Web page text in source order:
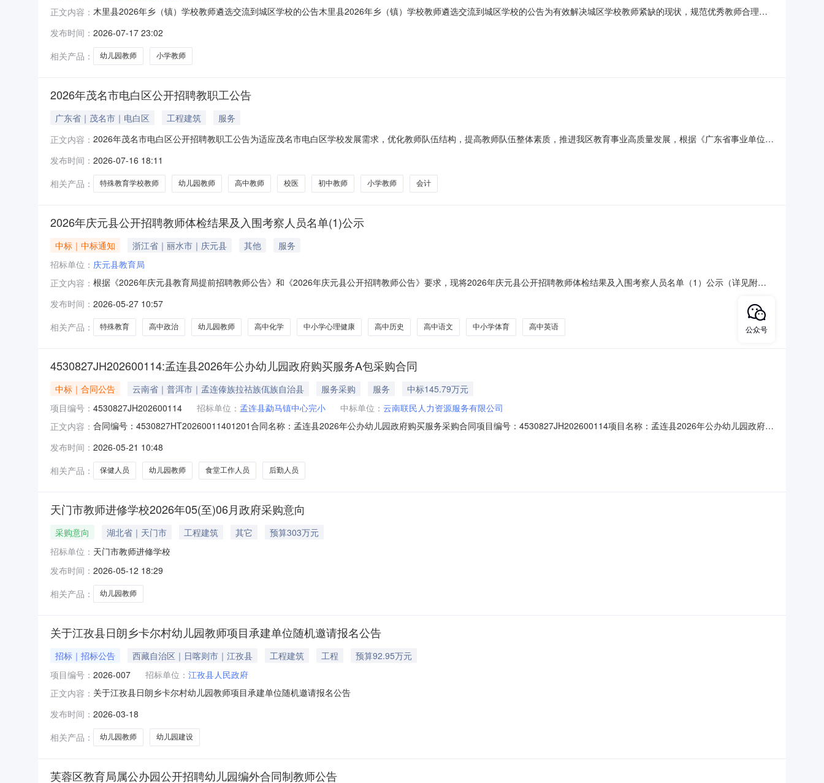
正文内容： 木里县2026年乡（镇）学校教师遴选交流到城区学校的公告木里县2026年乡（镇）学校教师遴选交流到城区学校的公告为有效解决城区学校教师紧缺的现状，规范优秀教师合理流
（镇）小学在编在岗教师。2.岗位：共设城区交流岗位10个，其中乔瓦镇小学教师4名（语文2名、数学2名）、乔瓦镇第二小学教师6名（语文3名、数学3名）。（二）幼儿园教师
遴选交流1.范围：木里县小学
发布时间： 2026-07-17 23:02
相关产品：
幼儿园教师 小学教师
2026年茂名市电白区公开招聘教职工公告
广东省｜茂名市｜电白区 工程建筑
服务
正文内容： 2026年茂名市电白区公开招聘教职工公告为适应茂名市电白区学校发展需求，优化教师队伍结构，提高教师队伍整体素质，推进我区教育事业高质量发展，根据《广东省事业单位公
况电白区位于广东西南沿海，下辖19个镇5个街道，总面积2138平方公里，海岸线长179.19公里，常住人口152.35万人，是巾帼英雄冼太夫人故里、中国建筑之乡、中国沉香之乡、
省级全域旅游示范
发布时间： 2026-07-16 18:11
相关产品：
特殊教育学校教师 幼儿园教师 高中教师 校医 初中教师 小学教师 会计
2026年庆元县公开招聘教师体检结果及入围考察人员名单(1)公示
中标｜中标通知 浙江省｜丽水市｜庆元县 其他
服务
招标单位： 庆元县教育局
正文内容： 根据《2026年庆元县教育局提前招聘教师公告》和《2026年庆元县公开招聘教师公告》要求，现将2026年庆元县公开招聘教师体检结果及入围考察人员名单（1）公示（详见附
发布时间： 2026-05-27 10:57
相关产品：
特殊教育 高中政治 幼儿园教师 高中化学 中小学心理健康 高中历史 高中语文 中小学体育 高中英语
4530827JH202600114:孟连县2026年公办幼儿园政府购买服务A包采购合同
中标｜合同公告 云南省｜普洱市｜孟连傣族拉祜族佤族自治县 服务采购 服务
中标145.79万元
项目编号： 4530827JH202600114 招标单位： 孟连县勐马镇中心完小 中标单位： 云南联民人力资源服务有限公司
正文内容： 合同编号：4530827HT20260011401201合同名称：孟连县2026年公办幼儿园政府购买服务采购合同项目编号：4530827JH202600114项目名称：孟连县2026年公办幼儿园政府购
同签订日期：2026-04-01合同公告日期：2026-05-21代理机构：云南中邦招标咨询有限公司进口产品审核前公示：采购公告（或单一来源审核前公示）：
发布时间： 2026-05-21 10:48
相关产品：
保健人员 幼儿园教师 食堂工作人员 后勤人员
天门市教师进修学校2026年05(至)06月政府采购意向
采购意向 湖北省｜天门市 工程建筑 其它
预算303万元
招标单位： 天门市教师进修学校
发布时间： 2026-05-12 18:29
相关产品：
幼儿园教师
关于江孜县日朗乡卡尔村幼儿园教师项目承建单位随机邀请报名公告
招标｜招标公告 西藏自治区｜日喀则市｜江孜县 工程建筑 工程
预算92.95万元
项目编号： 2026-007 招标单位： 江孜县人民政府
正文内容： 关于江孜县日朗乡卡尔村幼儿园教师项目承建单位随机邀请报名公告
发布时间： 2026-03-18
相关产品：
幼儿园教师 幼儿园建设
芙蓉区教育局属公办园公开招聘幼儿园编外合同制教师公告
公众号